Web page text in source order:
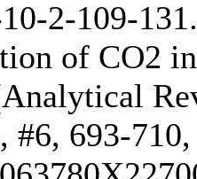
2-109-
of CO2
#6, 693-